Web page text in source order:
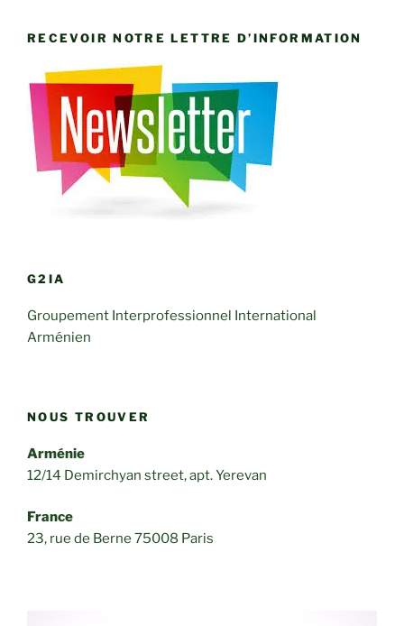
RECEVOIR NOTRE LETTRE D’INFORMATION
G2IA
Groupement Interprofessionnel International
Arménien
NOUS TROUVER
Arménie
12/14 Demirchyan street, apt. Yerevan
France
23, rue de Berne 75008 Paris